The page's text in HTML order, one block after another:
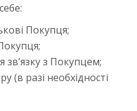
Покупця;
зв’язку з Покупцем;
(в разі необхідності